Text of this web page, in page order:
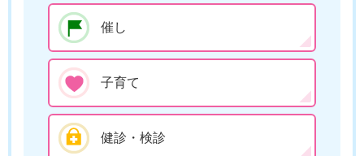
催し
子育て
健診・検診